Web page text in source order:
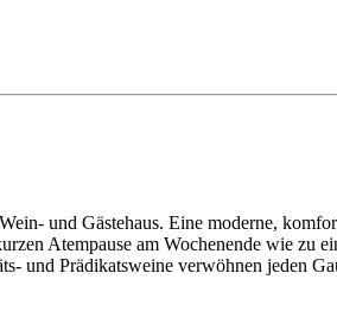
und Gästehaus. Eine moderne,
Atempause am Wochenende wie zu
und Prädikatsweine verwöhnen jeden